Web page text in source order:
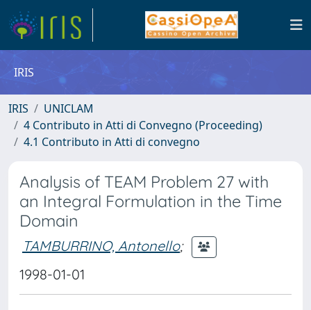
IRIS
IRIS
UNICLAM
4 Contributo in Atti di Convegno (Proceeding)
4.1 Contributo in Atti di convegno
Analysis of TEAM Problem 27 with
an Integral Formulation in the Time
Domain
TAMBURRINO, Antonello;
1998-01-01